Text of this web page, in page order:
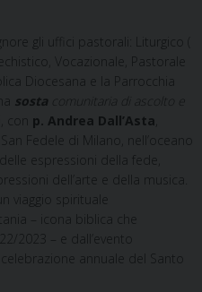
gli uffici pastorali: Liturgico (
Vocazionale, Pastorale
Diocesana e la Parrocchia
sosta
con p. Andrea Dall’Asta
Fedele di Milano, nell’oceano
espressioni della fede,
dell’arte e della musica.
viaggio spirituale
– icona biblica che
2023 – e dall’evento
annuale del Santo